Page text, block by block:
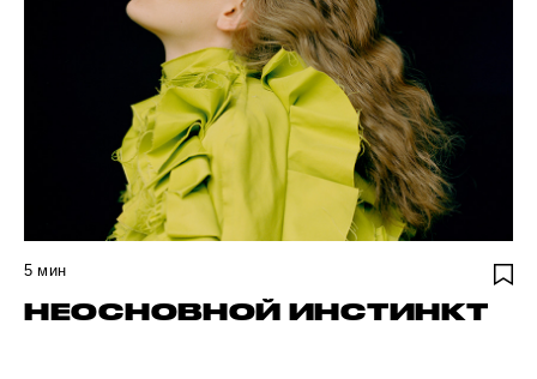
5 мин
НЕОСНОВНОЙ ИНСТИНКТ